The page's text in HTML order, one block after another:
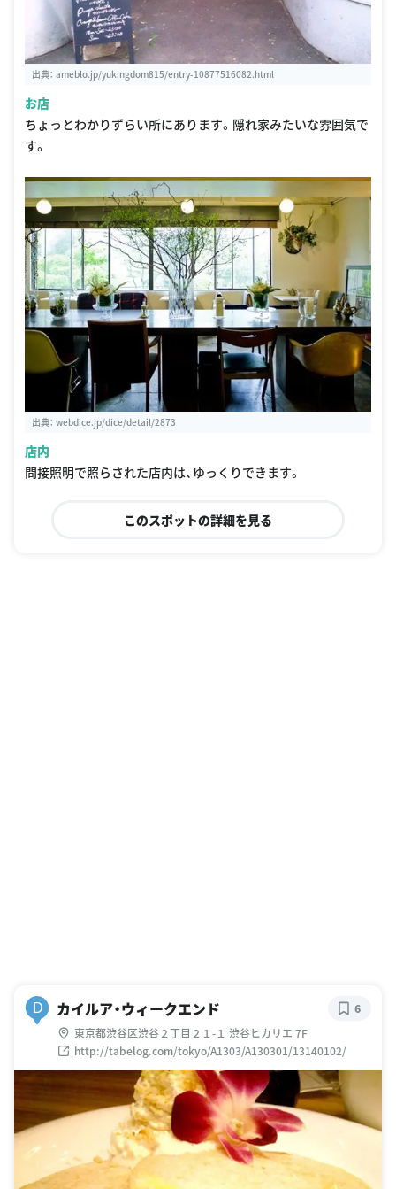
出典： ameblo.jp/yukingdom815/entry-10877516082.html
お店
ちょっとわかりずらい所にあります。隠れ家みたいな雰囲気で
す。
出典： webdice.jp/dice/detail/2873
店内
間接照明で照らされた店内は、ゆっくりできます。
このスポットの詳細を見る
D カイルア・ウィークエンド
東京都渋谷区渋谷２丁目２１-１ 渋谷ヒカリエ 7F
http://tabelog.com/tokyo/A1303/A130301/13140102/
6